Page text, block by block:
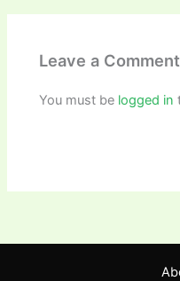
Leave a Comment
You must be logged in